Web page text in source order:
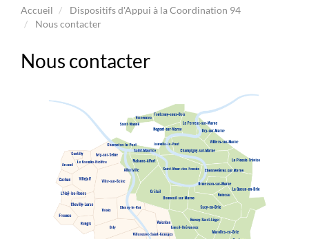
Accueil
Dispositifs d'Appui à la Coordination 94
Nous contacter
Nous contacter